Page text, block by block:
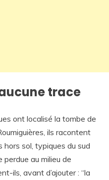
trace
ont localisé la tombe de
ils racontent
hors sol, typiques du sud
au milieu de
ils, avant d’ajouter : “la